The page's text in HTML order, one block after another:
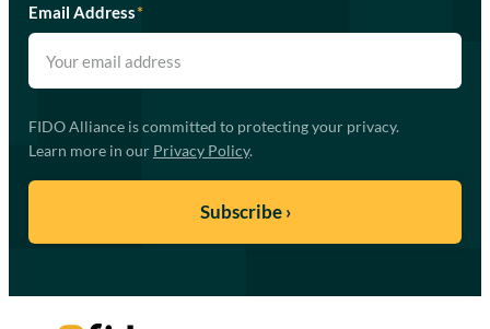
Email Address*
FIDO Alliance is committed to protecting your privacy.
Learn more in our Privacy Policy.